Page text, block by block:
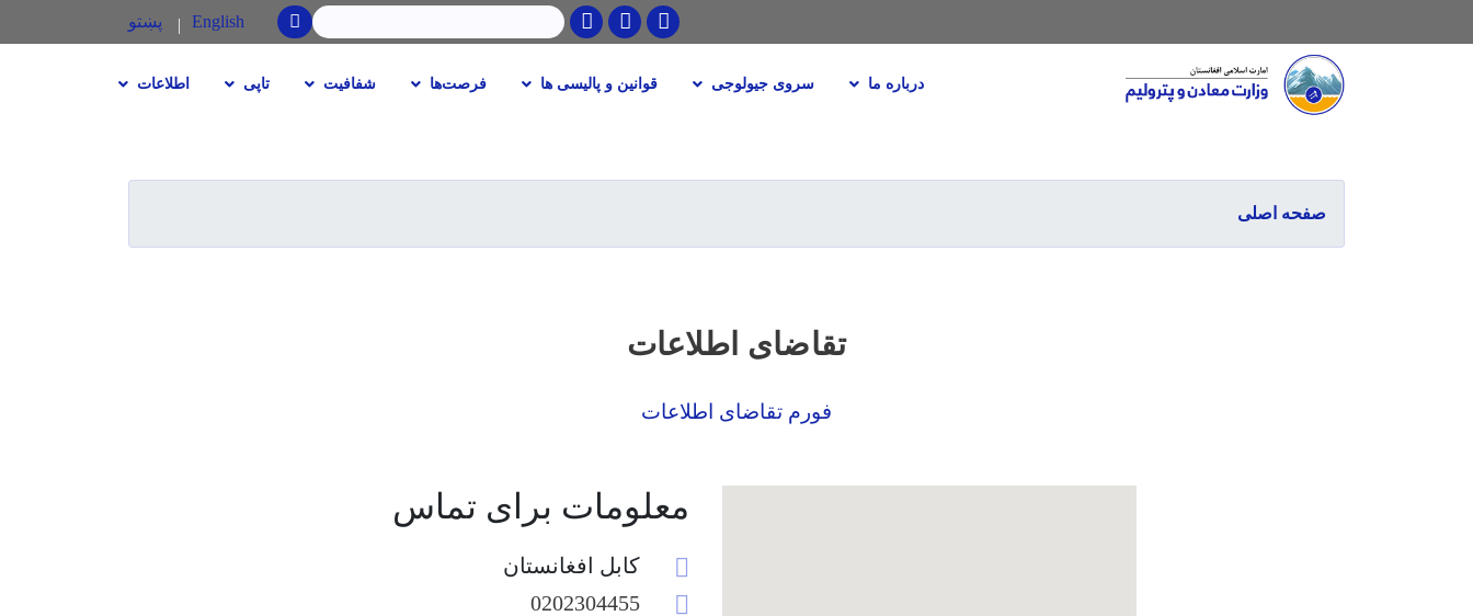
Youtube
Facebook
Twitter
جستجو SEARCH
English پښتو
Main navigation
درباره ما سروی جیولوجی قوانین و پالیسی ها فرصت‌ها شفافیت تاپی اطلاعات
صفحه اصلی
تقاضای اطلاعات
فورم تقاضای اطلاعات
معلومات برای تماس
کابل افغانستان
0202304455